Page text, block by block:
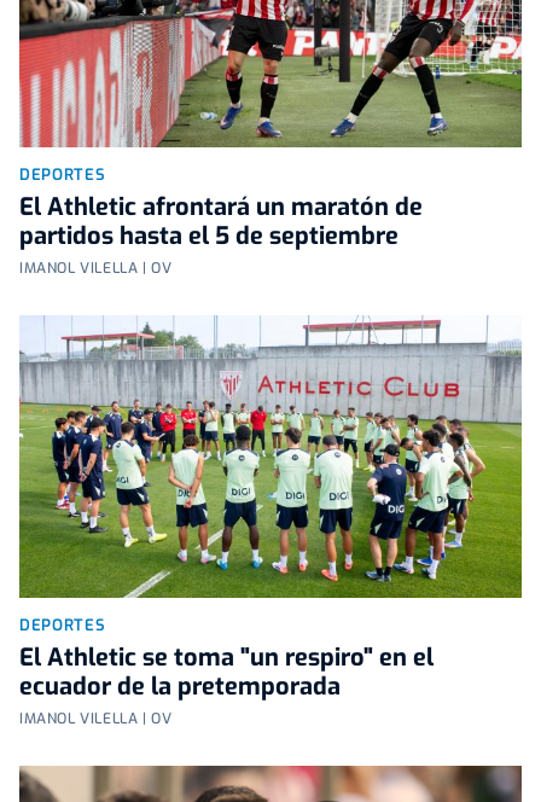
DEPORTES
El Athletic afrontará un maratón de
partidos hasta el 5 de septiembre
IMANOL VILELLA | OV
DEPORTES
El Athletic se toma "un respiro" en el
ecuador de la pretemporada
IMANOL VILELLA | OV